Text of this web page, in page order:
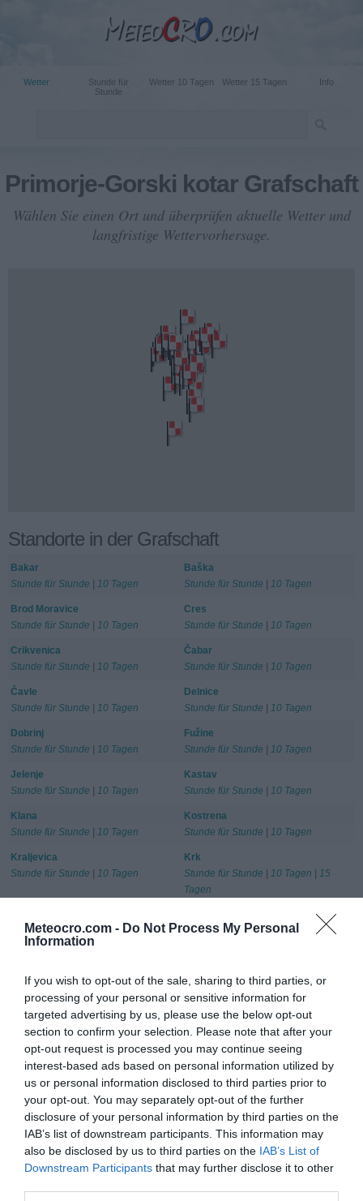
Meteocro.com - Do Not Process My Personal
Information
If you wish to opt-out of the sale, sharing to third parties, or
processing of your personal or sensitive information for
targeted advertising by us, please use the below opt-out
section to confirm your selection. Please note that after your
opt-out request is processed you may continue seeing
interest-based ads based on personal information utilized by
us or personal information disclosed to third parties prior to
your opt-out. You may separately opt-out of the further
disclosure of your personal information by third parties on the
IAB’s list of downstream participants. This information may
also be disclosed by us to third parties on the IAB’s List of
Downstream Participants that may further disclose it to other
Wetter
Stunde für
Stunde
Wetter 10 Tagen Wetter 15 Tagen Info
Primorje-Gorski kotar Grafschaft
Wählen Sie einen Ort und überprüfen aktuelle Wetter und
langfristige Wettervorhersage.
Standorte in der Grafschaft
Bakar
Stunde für Stunde | 10 Tagen
Baška
Stunde für Stunde | 10 Tagen
Brod Moravice
Stunde für Stunde | 10 Tagen
Cres
Stunde für Stunde | 10 Tagen
Crikvenica
Stunde für Stunde | 10 Tagen
Čabar
Stunde für Stunde | 10 Tagen
Čavle
Stunde für Stunde | 10 Tagen
Delnice
Stunde für Stunde | 10 Tagen
Dobrinj
Stunde für Stunde | 10 Tagen
Fužine
Stunde für Stunde | 10 Tagen
Jelenje
Stunde für Stunde | 10 Tagen
Kastav
Stunde für Stunde | 10 Tagen
Klana
Stunde für Stunde | 10 Tagen
Kostrena
Stunde für Stunde | 10 Tagen
Kraljevica
Stunde für Stunde | 10 Tagen
Krk
Stunde für Stunde | 10 Tagen | 15
Tagen
Stunde für Stunde|10 Tagen
Stunde für Stunde|10 Tagen
Malinska
Stunde für Stunde|10 Tagen
Matulji
Stunde für Stunde|10 Tagen
Mošćenička Draga
Stunde für Stunde|10 Tagen
Mrkopalj
Stunde für Stunde|10 Tagen
Novi Vinodolski
Stunde für Stunde |10 Tagen
Omišalj
Stunde für Stunde|10 Tagen
Opatija
Stunde für Stunde|10 Tagen
Punat
Stunde für Stunde|10 Tagen
Rab
Ravna Gora